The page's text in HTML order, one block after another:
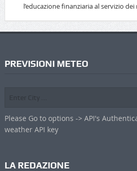
l’educazione finanziaria al servizio
PREVISIONI METEO
Please Go to options -> API's
weather API key
LA REDAZIONE